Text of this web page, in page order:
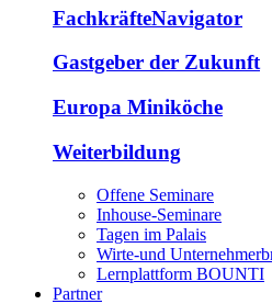
FachkräfteNavigator
Gastgeber der Zukunft
Europa Miniköche
Weiterbildung
Offene Seminare
Inhouse-Seminare
Tagen im Palais
Wirte-und
Lernplattform BOUNTI
Partner